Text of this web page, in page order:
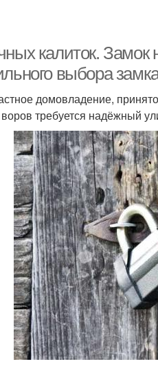
калиток. Замок
выбора
домовладение,
требуется надёжный